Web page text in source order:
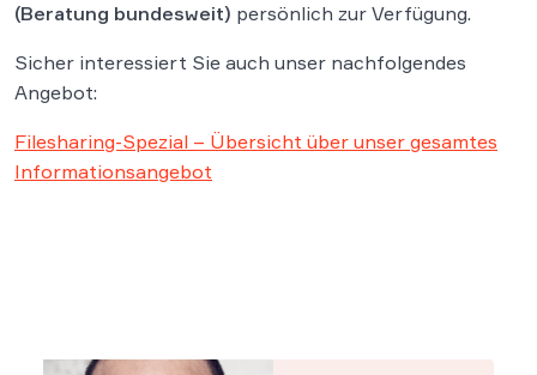
(Beratung bundesweit) persönlich zur Verfügung.
Sicher interessiert Sie auch unser nachfolgendes
Angebot:
Filesharing-Spezial – Übersicht über unser gesamtes
Informationsangebot